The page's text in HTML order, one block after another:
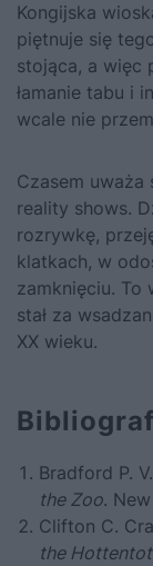
Kongijska
piętnuje się
stojąca, a więc
łamanie tabu i
wcale nie
Czasem uważa
reality shows.
rozrywkę,
klatkach, w
zamknięciu. To
stał za
XX wieku.
Bradford P.
the Zoo.
Clifton C.
the